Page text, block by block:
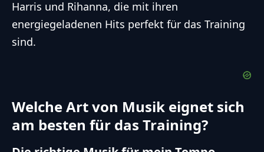
Harris und Rihanna, die mit ihren
energiegeladenen Hits perfekt für das Training
sind.
Welche Art von Musik eignet sich
am besten für das Training?